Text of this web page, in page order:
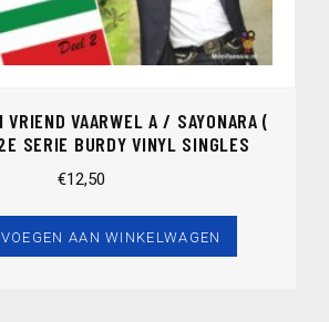
VAARWEL A / SAYONARA (
SERIE BURDY VINYL SINGLES
€12,50
AAN WINKELWAGEN